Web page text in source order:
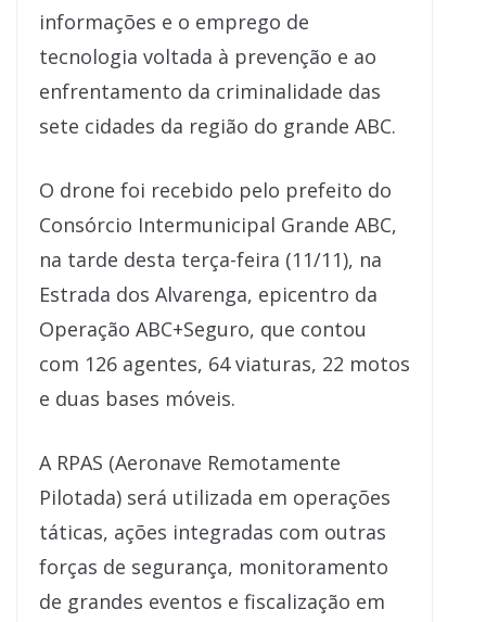
informações e o emprego de
tecnologia voltada à prevenção e ao
enfrentamento da criminalidade das
sete cidades da região do grande ABC.
O drone foi recebido pelo prefeito do
Consórcio Intermunicipal Grande ABC,
na tarde desta terça-feira (11/11), na
Estrada dos Alvarenga, epicentro da
Operação ABC+Seguro, que contou
com 126 agentes, 64 viaturas, 22 motos
e duas bases móveis.
A RPAS (Aeronave Remotamente
Pilotada) será utilizada em operações
táticas, ações integradas com outras
forças de segurança, monitoramento
de grandes eventos e fiscalização em